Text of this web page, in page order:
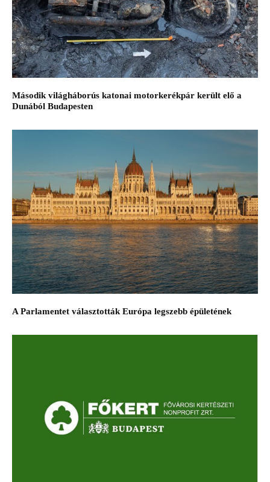
Második világháborús katonai motorkerékpár került elő a
Dunából Budapesten
A Parlamentet választották Európa legszebb épületének